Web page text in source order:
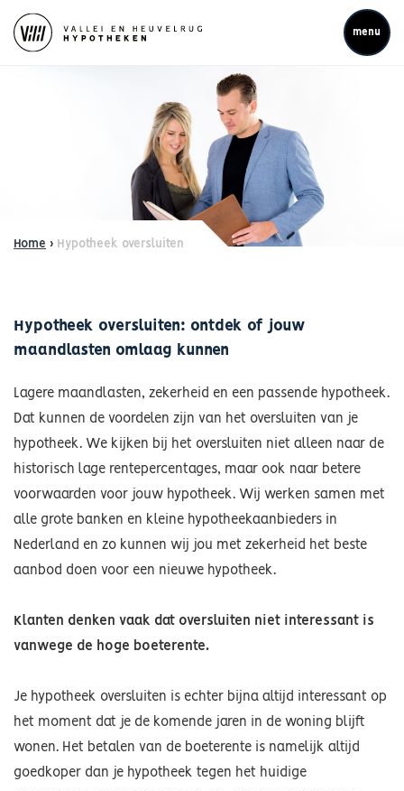
menu
Home › Hypotheek oversluiten
Hypotheek oversluiten: ontdek of jouw
maandlasten omlaag kunnen
Lagere maandlasten, zekerheid en een passende hypotheek.
Dat kunnen de voordelen zijn van het oversluiten van je
hypotheek. We kijken bij het oversluiten niet alleen naar de
historisch lage rentepercentages, maar ook naar betere
voorwaarden voor jouw hypotheek. Wij werken samen met
alle grote banken en kleine hypotheekaanbieders in
Nederland en zo kunnen wij jou met zekerheid het beste
aanbod doen voor een nieuwe hypotheek.
Klanten denken vaak dat oversluiten niet interessant is
vanwege de hoge boeterente.
Je hypotheek oversluiten is echter bijna altijd interessant op
het moment dat je de komende jaren in de woning blijft
wonen. Het betalen van de boeterente is namelijk altijd
goedkoper dan je hypotheek tegen het huidige